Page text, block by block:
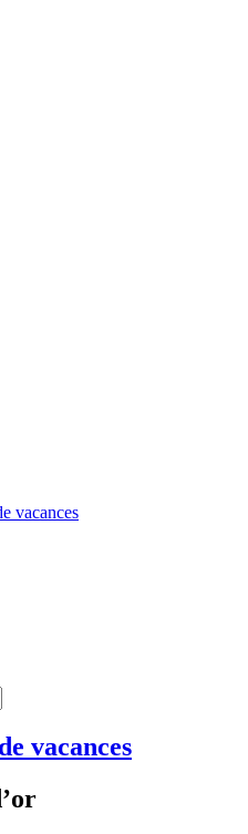
vacances
vacances